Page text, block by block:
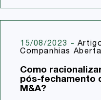
15/08/2023 -
Companhias
Como
pós-fechamento
M&A?